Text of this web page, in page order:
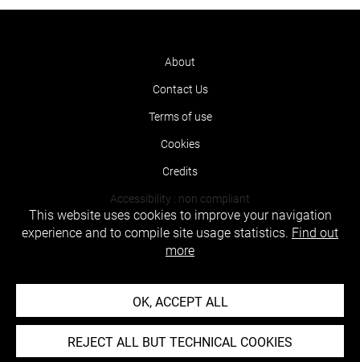
About
Contact Us
Terms of use
Cookies
Credits
Accessibility : non compliant
This website uses cookies to improve your navigation
experience and to compile site usage statistics. Find out
more
OK, ACCEPT ALL
REJECT ALL BUT TECHNICAL COOKIES